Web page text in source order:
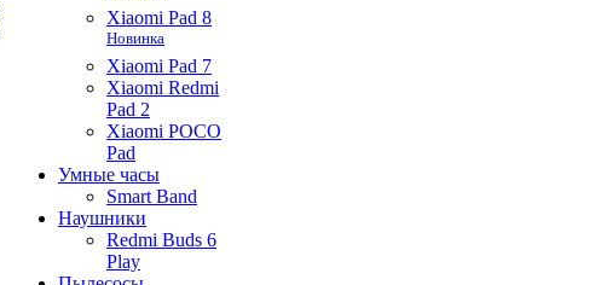
Xiaomi Pad 8
Новинка
Xiaomi Pad 7
Xiaomi Redmi
Pad 2
Xiaomi POCO
Pad
Умные часы
Smart Band
Наушники
Redmi Buds 6
Play